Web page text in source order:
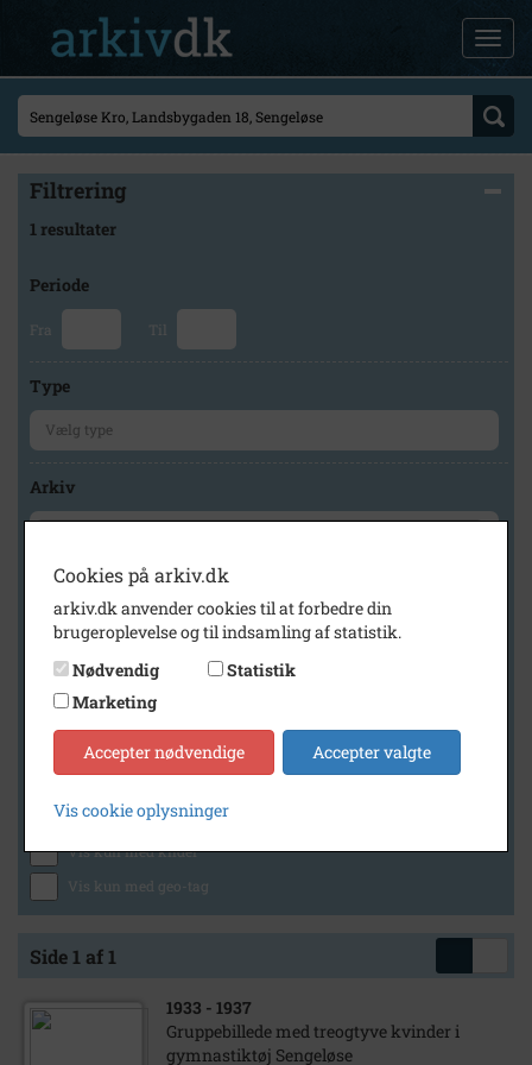
Filtrering
1 resultater
Periode
Fra Til
Type
Arkiv
Geografi
Generelt
Vis kun med billeder
Vis kun med lydklip
Vis kun med kilder
Vis kun med geo-tag
Side 1 af 1
1933 - 1937
Gruppebillede med treogtyve kvinder i
gymnastiktøj Sengeløse
Cookies på arkiv.dk
arkiv.dk anvender cookies til at forbedre din
brugeroplevelse og til indsamling af statistik.
Nødvendig
Statistik
Marketing
Accepter nødvendige Accepter valgte
Vis cookie oplysninger